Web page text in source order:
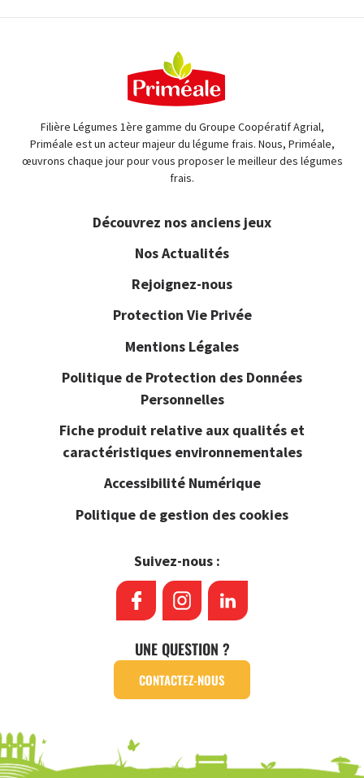
Filière Légumes 1ère gamme du Groupe Coopératif Agrial,
Priméale est un acteur majeur du légume frais. Nous, Priméale,
œuvrons chaque jour pour vous proposer le meilleur des légumes
frais.
Découvrez nos anciens jeux
Nos Actualités
Rejoignez-nous
Protection Vie Privée
Mentions Légales
Politique de Protection des Données
Personnelles
Fiche produit relative aux qualités et
caractéristiques environnementales
Accessibilité Numérique
Politique de gestion des cookies
Suivez-nous :
UNE QUESTION ?
CONTACTEZ-NOUS